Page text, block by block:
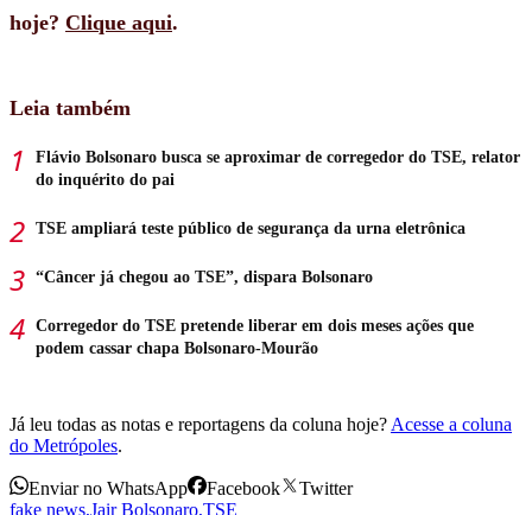
hoje? Clique aqui.
Leia também
Flávio Bolsonaro busca se aproximar de corregedor do TSE, relator
do inquérito do pai
TSE ampliará teste público de segurança da urna eletrônica
“Câncer já chegou ao TSE”, dispara Bolsonaro
Corregedor do TSE pretende liberar em dois meses ações que
podem cassar chapa Bolsonaro-Mourão
Já leu todas as notas e reportagens da coluna hoje? Acesse a coluna
do Metrópoles.
Enviar no WhatsApp Facebook
Twitter
fake news,Jair Bolsonaro,TSE